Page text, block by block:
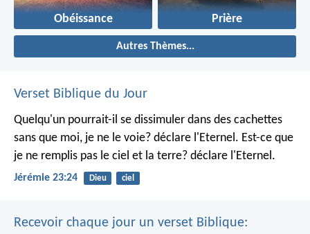
Obéissance Prière
Autres Thèmes...
Verset Biblique du Jour
Quelqu'un pourrait-il se dissimuler dans des cachettes
sans que moi, je ne le voie? déclare l'Eternel. Est-ce que
je ne remplis pas le ciel et la terre? déclare l'Eternel.
Jérémie 23:24 Dieu ciel
Recevoir chaque jour un verset Biblique: